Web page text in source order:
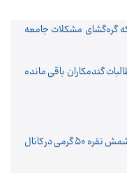
گره‌گشای مشکلات جامعه
۴۲ درصد مطالبات گندمکاران باقی مانده
قیمت نقره امروز یکشنبه ۱۸ مرداد ۱۴۰۵ / شمش نقره ۵۰ گرمی در کانال